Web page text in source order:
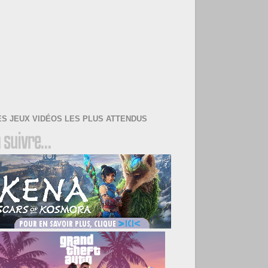
JEUX VIDÉOS LES PLUS ATTENDUS